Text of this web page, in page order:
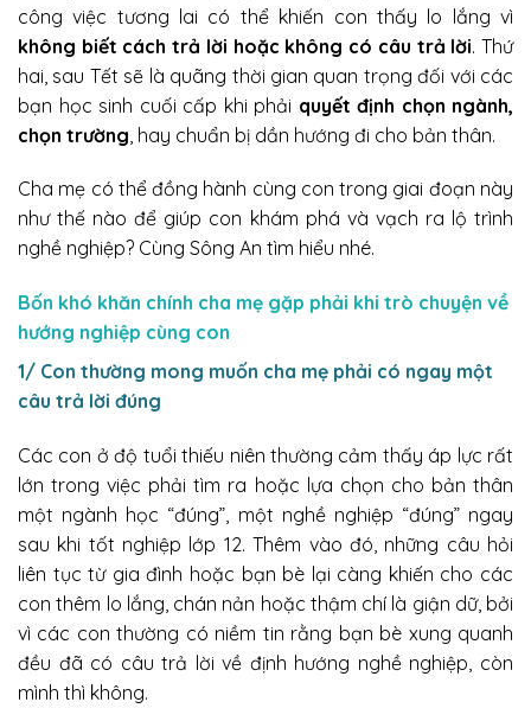
công việc tương lai có thể khiến con thấy lo lắng vì
không biết cách trả lời hoặc không có câu trả lời. Thứ
hai, sau Tết sẽ là quãng thời gian quan trọng đối với các
bạn học sinh cuối cấp khi phải quyết định chọn ngành,
chọn trường , hay chuẩn bị dần hướng đi cho bản thân.
Cha mẹ có thể đồng hành cùng con trong giai đoạn này
như thế nào để giúp con khám phá và vạch ra lộ trình
nghề nghiệp? Cùng Sông An tìm hiểu nhé.
Bốn khó khăn chính cha mẹ gặp phải khi trò chuyện về
hướng nghiệp cùng con
1/ Con thường mong muốn cha mẹ phải có ngay một
câu trả lời đúng
Các con ở độ tuổi thiếu niên thường cảm thấy áp lực rất
lớn trong việc phải tìm ra hoặc lựa chọn cho bản thân
một ngành học “đúng”, một nghề nghiệp “đúng” ngay
sau khi tốt nghiệp lớp 12. Thêm vào đó, những câu hỏi
liên tục từ gia đình hoặc bạn bè lại càng khiến cho các
con thêm lo lắng, chán nản hoặc thậm chí là giận dữ, bởi
vì các con thường có niềm tin rằng bạn bè xung quanh
đều đã có câu trả lời về định hướng nghề nghiệp, còn
mình thì không.